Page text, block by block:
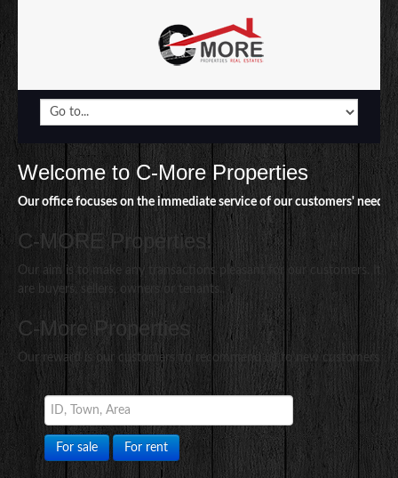
Welcome to C-More Properties
Our office focuses on the immediate service of our customers' needs. .
C-MORE Properties!
Our aim is to make any transactions pleasant for our customers. It
are buyers, sellers, owners or tenants..
C-More Properties
Our reward is our customers το recommend us to new customers..
© Free Joomla! 3 Modules - by VinaGecko.com
For sale For rent